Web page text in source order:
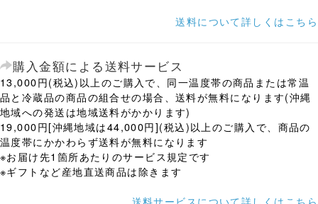
送料について詳しくはこちら
購入金額による送料サービス
13,000円(税込)以上のご購入で、同一温度帯の商品または常温
品と冷蔵品の商品の組合せの場合、送料が無料になります(沖縄
地域への発送は地域送料がかかります)
19,000円[沖縄地域は44,000円](税込)以上のご購入で、商品の
温度帯にかかわらず送料が無料になります
※お届け先1箇所あたりのサービス規定です
※ギフトなど産地直送商品は除きます
送料サービスについて詳しくはこちら